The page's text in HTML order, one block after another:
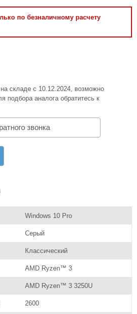
по безналичному расчету
складе с 10.12.2024, возможно
подбора аналога обратитесь к
звонка
Windows 10 Pro
Серый
Классический
AMD Ryzen™ 3
AMD Ryzen™ 3 3250U
2600